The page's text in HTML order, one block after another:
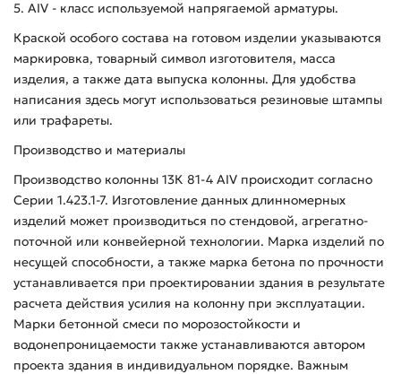
5. AIV - класс используемой напрягаемой арматуры.
Краской особого состава на готовом изделии указываются
маркировка, товарный символ изготовителя, масса
изделия, а также дата выпуска колонны. Для удобства
написания здесь могут использоваться резиновые штампы
или трафареты.
Производство и материалы
Производство колонны 13К 81-4 АIV происходит согласно
Серии 1.423.1-7. Изготовление данных длинномерных
изделий может производиться по стендовой, агрегатно-
поточной или конвейерной технологии. Марка изделий по
несущей способности, а также марка бетона по прочности
устанавливается при проектировании здания в результате
расчета действия усилия на колонну при эксплуатации.
Марки бетонной смеси по морозостойкости и
водонепроницаемости также устанавливаются автором
проекта здания в индивидуальном порядке. Важным